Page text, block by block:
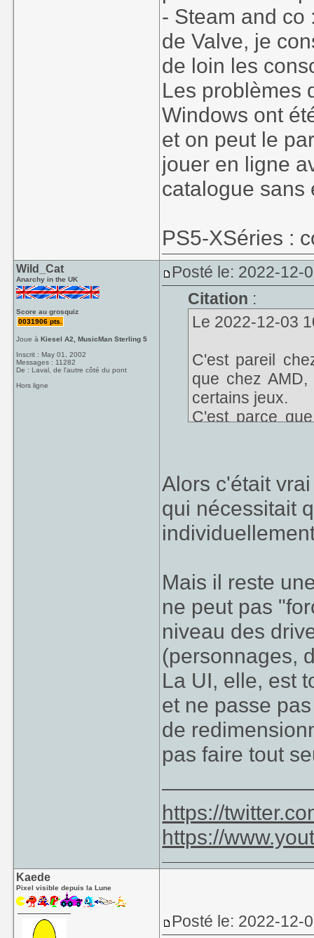
- Steam and co
de Valve, je
de loin les
Les problèmes
Windows ont
et on peut le
jouer en ligne
catalogue sans
PS5-XSéries :
Wild_Cat
Anarchy in the UK
Score au grosquiz
0031906 pts.
Joue àKiesel A2, MusicMan Sterling 5
Inscrit : May 01, 2002
Messages : 11282
De : Laval, de l'autre côté du pont
Hors ligne
Posté le: 2022-12-
Citation :
Le 2022-12-03
C'est pareil
que chez
certains jeux.
C'est parce
précisément,
Alors c'était
qui nécessitait
Mais il reste
ne peut pas
niveau des
(personnages,
La UI, elle, est
et ne passe
de
pas faire tout
https://
https://
Kaede
Pixel visible depuis la Lune
Posté le: 2022-12-